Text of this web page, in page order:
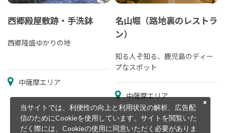
西郷殿屋敷跡・手洗鉢
西郷隆盛ゆかりの地
中薩摩エリア
名山堀（路地裏のレストラ
ン）
知る人ぞ知る、鹿児島のディー
プなスポット
中薩摩エリア
当サイトでは、利便性の向上と利用状況の解析、広告配
信のためにCookieを使用しています。サイトを閲覧いた
だく際には、Cookieの使用に同意いただく必要がありま